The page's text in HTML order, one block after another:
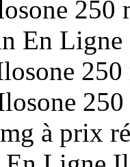
250
En Ligne
à prix